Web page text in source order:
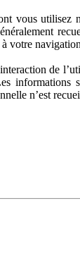
vous utilisez
votre
de
n’est